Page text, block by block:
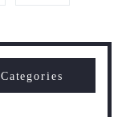
Categories